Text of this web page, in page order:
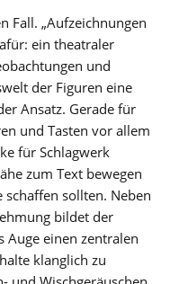
Fall. „Aufzeichnungen
ein theatraler
und
der Figuren eine
Ansatz. Gerade für
und Tasten vor allem
für Schlagwerk
zum Text bewegen
sollten. Neben
bildet der
Auge einen zentralen
klanglich zu